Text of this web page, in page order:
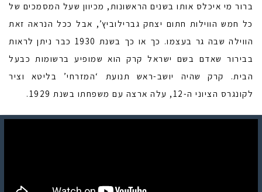
ברור מי איכלס אותו בשנים הראשונות, מכיוון שעל המסמכים של
כל חמש הווילות חתום יצחק גברילוביץ’, אבל ככל הנראה זאת
הווילה שבה גר בעצמו. כך או כך בשנת 1930 כבר ניתן לראות
בבירור שאדם בשם ישראל קרק הוא שמופיע ברשומות כבעל
הבית. קרק שהיה יושב-ראש תנועת ‘המזרחי’ בליטא וציר
לקונגרס הציוני ה-12, עלה ארצה עם משפחתו בשנת 1929.